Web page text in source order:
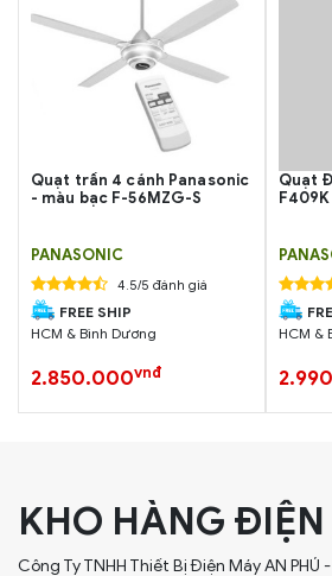
Quạt trần 4 cánh Panasonic
- màu bạc F-56MZG-S
PANASONIC
4.5/5 đánh giá
FREE SHIP
HCM & Bình Dương
2.850.000vnđ
Quạt
HCM &
KHO HÀNG
Công Ty TNHH Thiết Bị Điện Máy AN PHÚ